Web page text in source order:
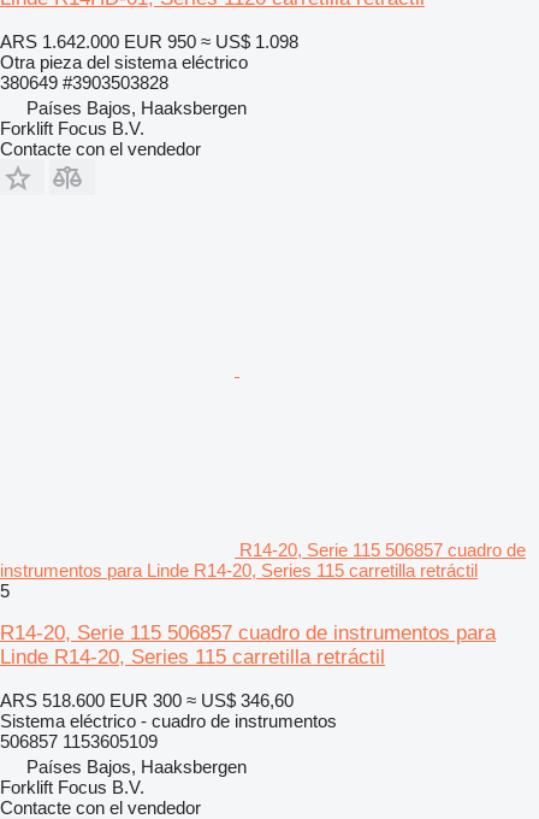
ARS 1.642.000 EUR 950 ≈ US$ 1.098
Otra pieza del sistema eléctrico
380649 #3903503828
Países Bajos, Haaksbergen
Forklift Focus B.V.
Contacte con el vendedor
R14-20, Serie 115 506857 cuadro de
instrumentos para Linde R14-20, Series 115 carretilla retráctil
5
R14-20, Serie 115 506857 cuadro de instrumentos para
Linde R14-20, Series 115 carretilla retráctil
ARS 518.600 EUR 300 ≈ US$ 346,60
Sistema eléctrico - cuadro de instrumentos
506857 1153605109
Países Bajos, Haaksbergen
Forklift Focus B.V.
Contacte con el vendedor